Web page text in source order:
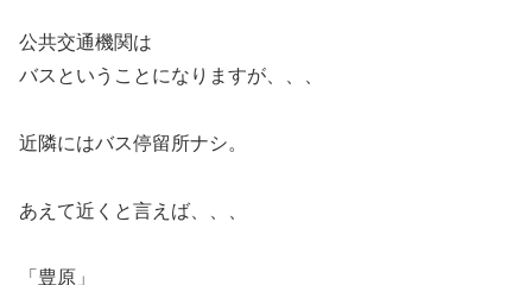
公共交通機関は
バスということになりますが、、、
近隣にはバス停留所ナシ。
あえて近くと言えば、、、
「豊原」